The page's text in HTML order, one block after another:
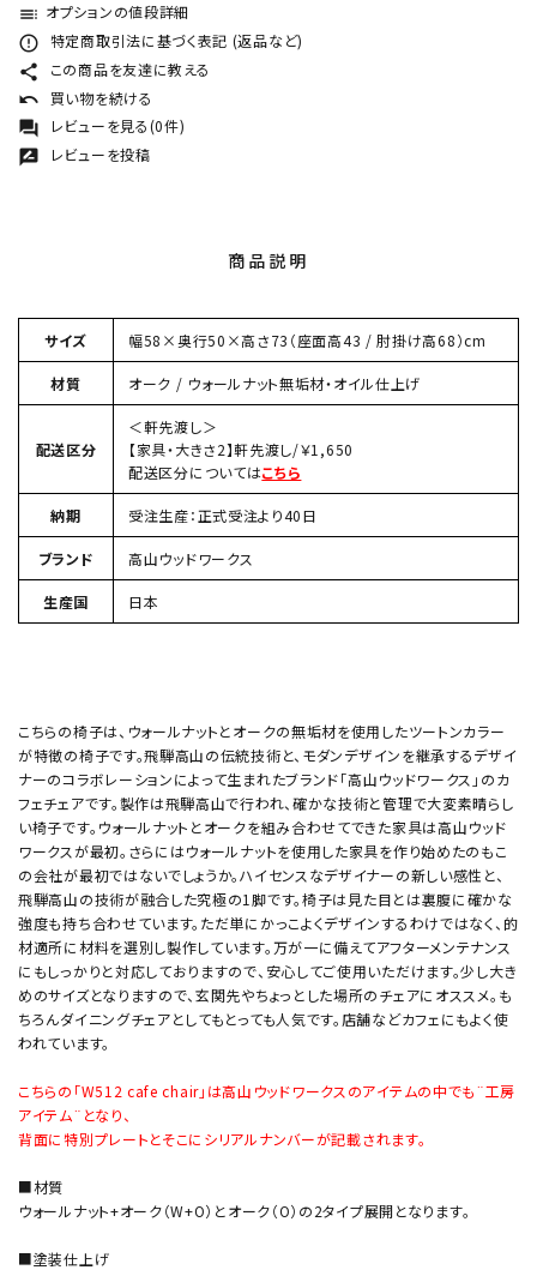
toc オプションの値段詳細
error_outline 特定商取引法に基づく表記 (返品など)
share この商品を友達に教える
undo 買い物を続ける
forum レビューを見る(0件)
rate_review レビューを投稿
商品説明
サイズ 幅58×奥行50×高さ73（座面高43 / 肘掛け高68）cm
材質 オーク / ウォールナット無垢材・オイル仕上げ
配送区分
＜軒先渡し＞
【家具・大きさ2】軒先渡し/￥1,650
配送区分についてはこちら
納期 受注生産：正式受注より40日
ブランド 高山ウッドワークス
生産国 日本
こちらの椅子は、ウォールナットとオークの無垢材を使用したツートンカラー
が特徴の椅子です。飛騨高山の伝統技術と、モダンデザインを継承するデザイ
ナーのコラボレーションによって生まれたブランド「高山ウッドワークス」のカ
フェチェアです。製作は飛騨高山で行われ、確かな技術と管理で大変素晴らし
い椅子です。ウォールナットとオークを組み合わせてできた家具は高山ウッド
ワークスが最初。さらにはウォールナットを使用した家具を作り始めたのもこ
の会社が最初ではないでしょうか。ハイセンスなデザイナーの新しい感性と、
飛騨高山の技術が融合した究極の1脚です。椅子は見た目とは裏腹に確かな
強度も持ち合わせています。ただ単にかっこよくデザインするわけではなく、的
材適所に材料を選別し製作しています。万が一に備えてアフターメンテナンス
にもしっかりと対応しておりますので、安心してご使用いただけます。少し大き
めのサイズとなりますので、玄関先やちょっとした場所のチェアにオススメ。も
ちろんダイニングチェアとしてもとっても人気です。店舗などカフェにもよく使
われています。
こちらの「W512 cafe chair」は高山ウッドワークスのアイテムの中でも¨工房
アイテム¨となり、
背面に特別プレートとそこにシリアルナンバーが記載されます。
■材質
ウォールナット+オーク（W+O）とオーク（O）の2タイプ展開となります。
■塗装仕上げ